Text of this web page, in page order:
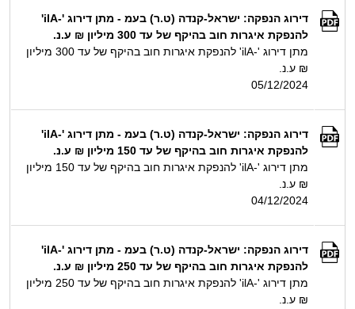
דירוג הנפקה: ישראל-קנדה (ט.ר) בעמ - מתן דירוג '-ilA'
להנפקת איגרות חוב בהיקף של עד 300 מיליון ₪ ע.נ.
מתן דירוג '-ilA' להנפקת איגרות חוב בהיקף של עד 300 מיליון
₪ ע.נ.
05/12/2024
דירוג הנפקה: ישראל-קנדה (ט.ר) בעמ - מתן דירוג '-ilA'
להנפקת איגרות חוב בהיקף של עד 150 מיליון ₪ ע.נ.
מתן דירוג '-ilA' להנפקת איגרות חוב בהיקף של עד 150 מיליון
₪ ע.נ.
04/12/2024
דירוג הנפקה: ישראל-קנדה (ט.ר) בעמ - מתן דירוג '-ilA'
להנפקת איגרות חוב בהיקף של עד 250 מיליון ₪ ע.נ.
מתן דירוג '-ilA' להנפקת איגרות חוב בהיקף של עד 250 מיליון
₪ ע.נ.